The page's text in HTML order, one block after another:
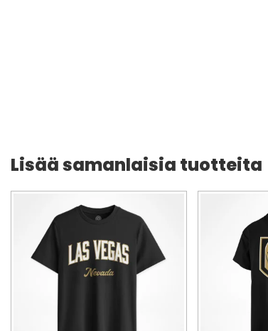
Lisää samanlaisia tuotteita